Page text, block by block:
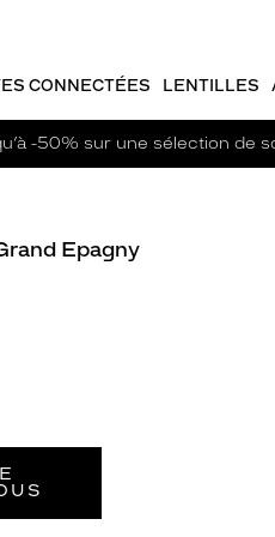
CONNECTÉES LENTILLES
-50% sur une sélection de
Epagny